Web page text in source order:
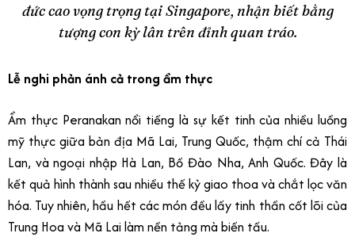
đức cao vọng trọng tại Singapore, nhận biết bằng
tượng con kỳ lân trên đỉnh quan tráo.
Lễ nghi phản ánh cả trong ẩm thực
Ẩm thực Peranakan nổi tiếng là sự kết tinh của nhiều luồng
mỹ thực giữa bản địa Mã Lai, Trung Quốc, thậm chí cả Thái
Lan, và ngoại nhập Hà Lan, Bồ Đào Nha, Anh Quốc. Đây là
kết quả hình thành sau nhiều thế kỷ giao thoa và chắt lọc văn
hóa. Tuy nhiên, hầu hết các món đều lấy tinh thần cốt lõi của
Trung Hoa và Mã Lai làm nền tảng mà biến tấu.